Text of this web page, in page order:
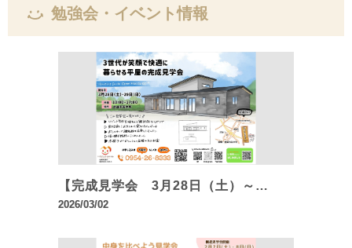
勉強会・イベント情報
【完成見学会 3月28日（土）～…
2026/03/02